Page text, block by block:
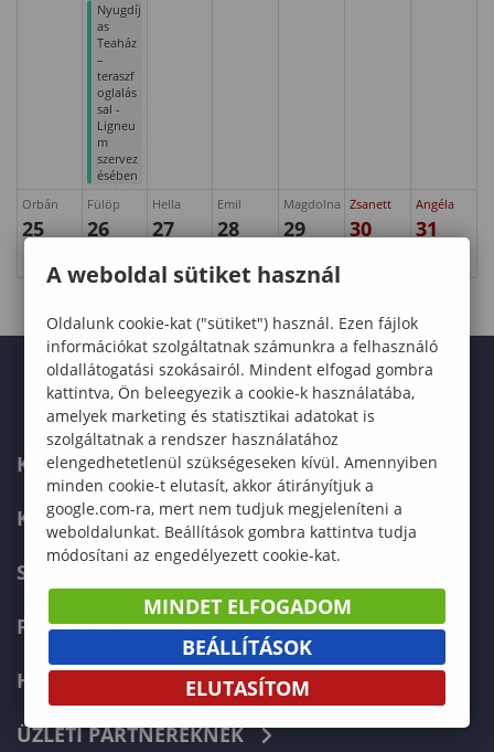
Nyugdíj
as
Teaház
–
teraszf
oglalás
sal -
Ligneu
m
szervez
ésében
Orbán
25
Fülöp
26
Hella
27
Emil
28
Magdolna
29
Zsanett
30
Angéla
31
KAPCSOLAT
KÉPZÉSKERESŐ
SZERVEZETI FELÉPÍTÉS
FELVÉTELIZŐKNEK
HALLGATÓKNAK
ÜZLETI PARTNEREKNEK
A weboldal sütiket használ
Oldalunk cookie-kat ("sütiket") használ. Ezen fájlok
információkat szolgáltatnak számunkra a felhasználó
oldallátogatási szokásairól. Mindent elfogad gombra
kattintva, Ön beleegyezik a cookie-k használatába,
amelyek marketing és statisztikai adatokat is
szolgáltatnak a rendszer használatához
elengedhetetlenül szükségeseken kívül. Amennyiben
minden cookie-t elutasít, akkor átirányítjuk a
google.com-ra, mert nem tudjuk megjeleníteni a
weboldalunkat. Beállítások gombra kattintva tudja
módosítani az engedélyezett cookie-kat.
MINDET ELFOGADOM
BEÁLLÍTÁSOK
ELUTASÍTOM